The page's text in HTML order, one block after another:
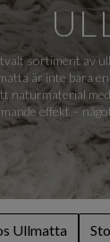
sortiment av
är inte bara
naturmaterial
effekt –
Ullmatta